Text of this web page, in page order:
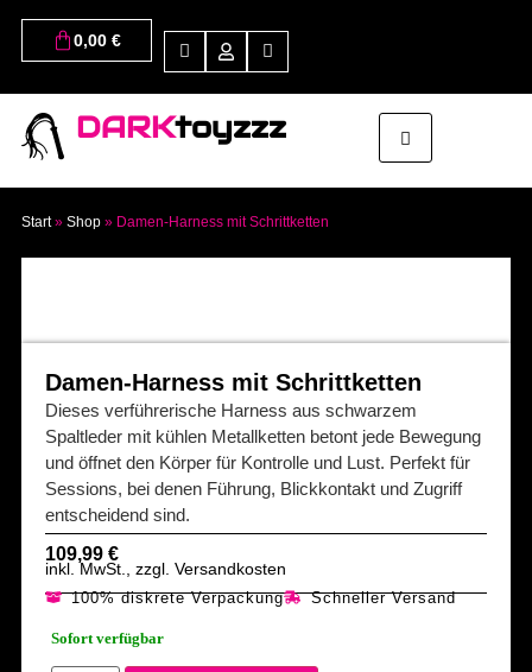
0,00 €
DARKtoyzzz
Start» Shop» Damen-Harness mit Schrittketten
Damen-Harness mit Schrittketten
Dieses verführerische Harness aus schwarzem
Spaltleder mit kühlen Metallketten betont jede Bewegung
und öffnet den Körper für Kontrolle und Lust. Perfekt für
Sessions, bei denen Führung, Blickkontakt und Zugriff
entscheidend sind.
109,99 €
inkl. MwSt., zzgl. Versandkosten
100% diskrete Verpackung Schneller Versand
Sofort verfügbar